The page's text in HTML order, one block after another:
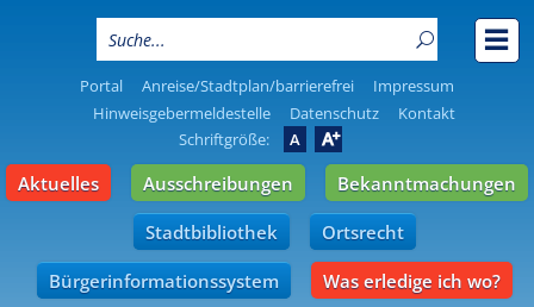
Portal Anreise/Stadtplan/barrierefrei
Impressum
Hinweisgebermeldestelle
Datenschutz
Kontakt
Schriftgröße:
A A
Aktuelles Ausschreibungen Bekanntmachungen
Stadtbibliothek Ortsrecht
Bürgerinformationssystem Was erledige ich wo?